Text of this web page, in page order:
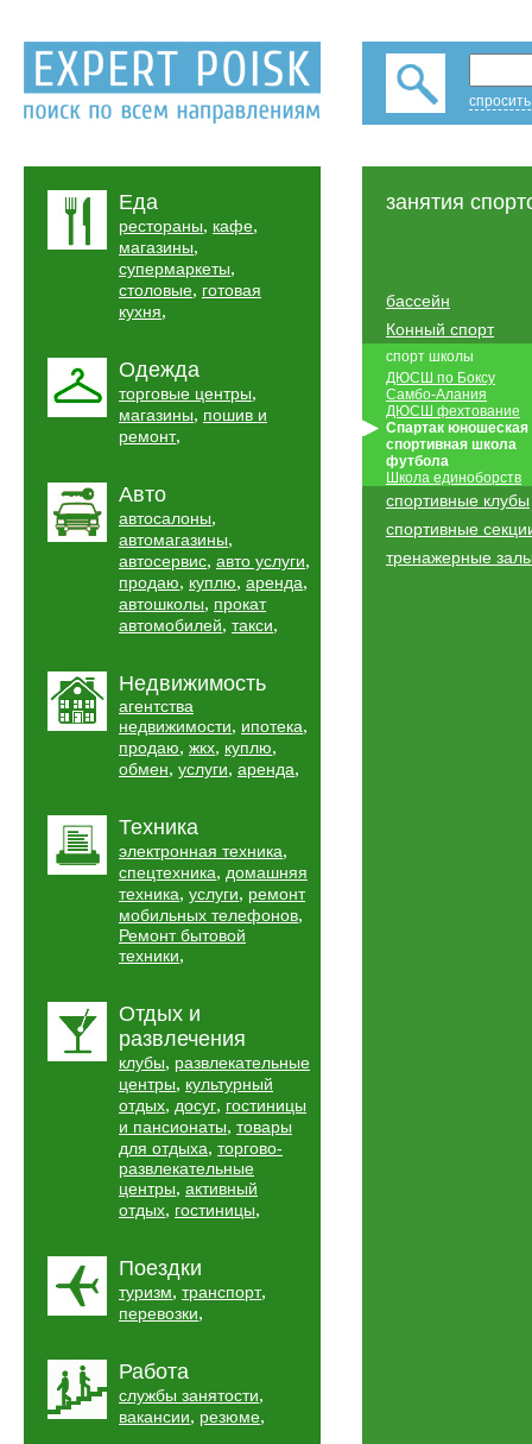
Еда
рестораны, кафе,
магазины,
супермаркеты,
столовые, готовая
кухня,
Одежда
торговые центры,
магазины, пошив и
ремонт,
Авто
автосалоны,
автомагазины,
автосервис, авто услуги,
продаю, куплю, аренда,
автошколы, прокат
автомобилей, такси,
Недвижимость
агентства
недвижимости, ипотека,
продаю, жкх, куплю,
обмен, услуги, аренда,
Техника
электронная техника,
спецтехника, домашняя
техника, услуги, ремонт
мобильных телефонов,
Ремонт бытовой
техники,
Отдых и
развлечения
клубы, развлекательные
центры, культурный
отдых, досуг, гостиницы
и пансионаты, товары
для отдыха, торгово-
развлекательные
центры, активный
отдых, гостиницы,
Поездки
туризм, транспорт,
перевозки,
Работа
службы занятости,
вакансии, резюме,
занятия
бассейн
Конный спорт
спорт школы
ДЮСШ по Боксу
Самбо-Алания
ДЮСШ фехтование
Спартак юношеская
спортивная школа
футбола
Школа единоборств
спортивные клубы
спортивные
тренажерные